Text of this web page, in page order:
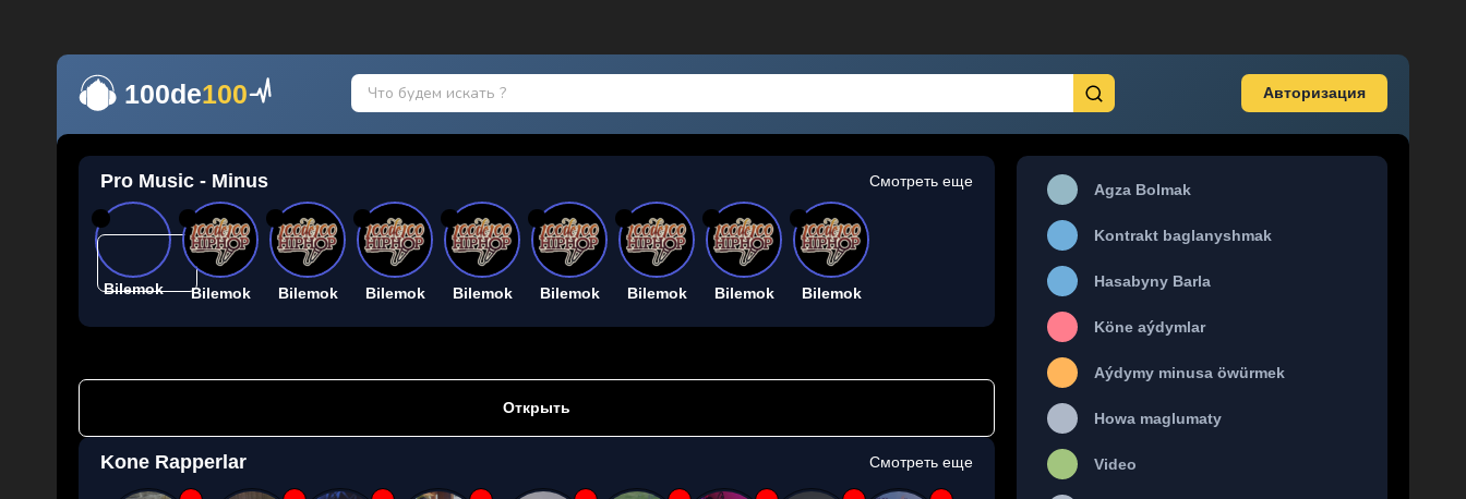
100de100 Авторизация
Pro Music - Minus Смотреть еще
Bilemok Bilemok Bilemok Bilemok Bilemok Bilemok Bilemok Bilemok Bilemok
Открыть
Kone Rapperlar Смотреть еще
Agza Bolmak
Kontrakt baglanyshmak
Hasabyny Barla
Köne aýdymlar
Aýdymy minusa öwürmek
Howa maglumaty
Video